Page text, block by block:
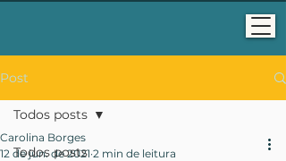
Post
Todos posts
Todos posts
Carolina Borges
12 de jun. de 2021 2 min de leitura